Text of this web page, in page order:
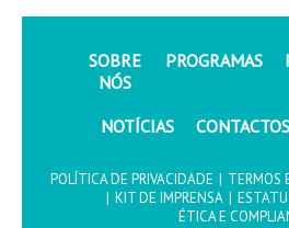
SOBRE
NÓS
PROGRAMAS
NOTÍCIAS CONTACTOS
POLÍTICA DE PRIVACIDADE | TERMOS
| KIT DE IMPRENSA |
ÉTICA E